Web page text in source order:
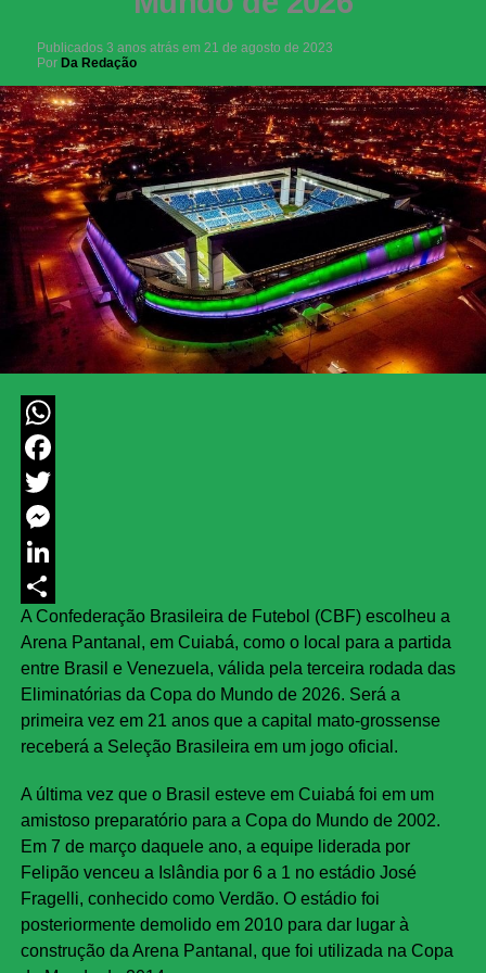
Publicados 3 anos atrás em 21 de agosto de 2023
Por Da Redação
WhatsApp
Facebook
Twitter
Messenger
LinkedIn
Share
A Confederação Brasileira de Futebol (CBF) escolheu a
Arena Pantanal, em Cuiabá, como o local para a partida
entre Brasil e Venezuela, válida pela terceira rodada das
Eliminatórias da Copa do Mundo de 2026. Será a
primeira vez em 21 anos que a capital mato-grossense
receberá a Seleção Brasileira em um jogo oficial.
A última vez que o Brasil esteve em Cuiabá foi em um
amistoso preparatório para a Copa do Mundo de 2002.
Em 7 de março daquele ano, a equipe liderada por
Felipão venceu a Islândia por 6 a 1 no estádio José
Fragelli, conhecido como Verdão. O estádio foi
posteriormente demolido em 2010 para dar lugar à
construção da Arena Pantanal, que foi utilizada na Copa